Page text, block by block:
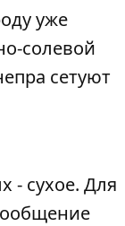
уже
солевой
сетуют
- сухое. Для